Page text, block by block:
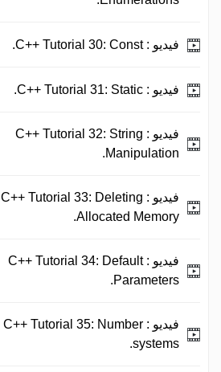
فيديو : C++ Tutorial 30: Const.
فيديو :
فيديو : C++ Tutorial 32: String
Manipulation.
فيديو : C++ Tutorial 33: Deleting
Allocated Memory.
فيديو : C++ Tutorial 34: Default
Parameters.
فيديو : C++ Tutorial 35: Number
systems.